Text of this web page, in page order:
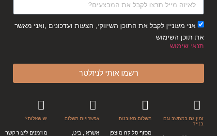
אני מעוניין לקבל את התוכן השיווקי, הצעות ועדכונים ,ואני מאשר
את תוכן השימוש
תנאי שימוש
רשמו אותי לניזלטר
זמין גם במחשב וגם
בנייד
תשלום מאובטח
מסוף סליקה מוצפן
אפשרויות תשלום
אשראי, ביט,
יש שאלות?
מוזמנים ליצור קשר